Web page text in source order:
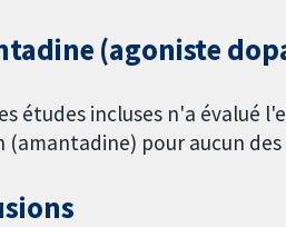
(agoniste
études incluses n'a évalué
(amantadine) pour aucun